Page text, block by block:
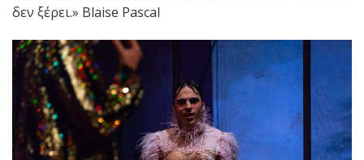
δεν ξέρει.» Blaise Pascal